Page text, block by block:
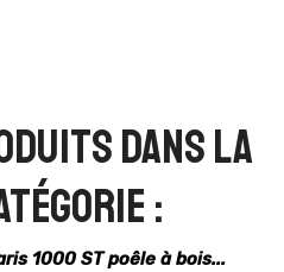
dans la
:
1000 ST poêle à bois...